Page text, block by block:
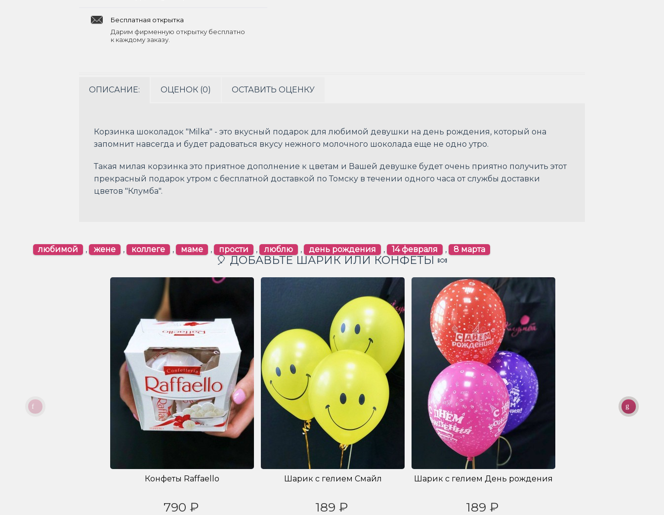
Бесплатная открытка
Дарим фирменную открытку бесплатно
к каждому заказу.
ОПИСАНИЕ: ОЦЕНОК (0) ОСТАВИТЬ ОЦЕНКУ
Корзинка шоколадок "Milka" - это вкусный подарок для любимой девушки на день рождения, который она
запомнит навсегда и будет радоваться вкусу нежного молочного шоколада еще не одно утро.
Такая милая корзинка это приятное дополнение к цветам и Вашей девушке будет очень приятно получить этот
прекрасный подарок утром с бесплатной доставкой по Томску в течении одного часа от службы доставки
цветов "Клумба".
любимой , жене , коллеге , маме , прости , люблю , день рождения , 14 февраля , 8 марта
🎈 ДОБАВЬТЕ ШАРИК ИЛИ КОНФЕТЫ 🍬
Конфеты Raffaello
790 ₽
Шарик с гелием Смайл
189 ₽
Шарик с гелием День рождения
189 ₽